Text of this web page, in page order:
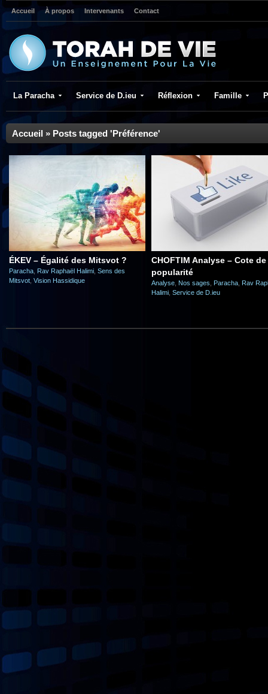
Accueil À propos Intervenants Contact
La Paracha Service de D.ieu Réflexion Famille
Accueil » Posts tagged 'Préférence'
ÉKEV – Égalité des Mitsvot ?
Paracha Rav Raphaël Halimi Sens des
Mitsvot Vision Hassidique
CHOFTIM Analyse – Cote de
popularité
Analyse Nos sages Paracha Rav
Halimi Service de D.ieu